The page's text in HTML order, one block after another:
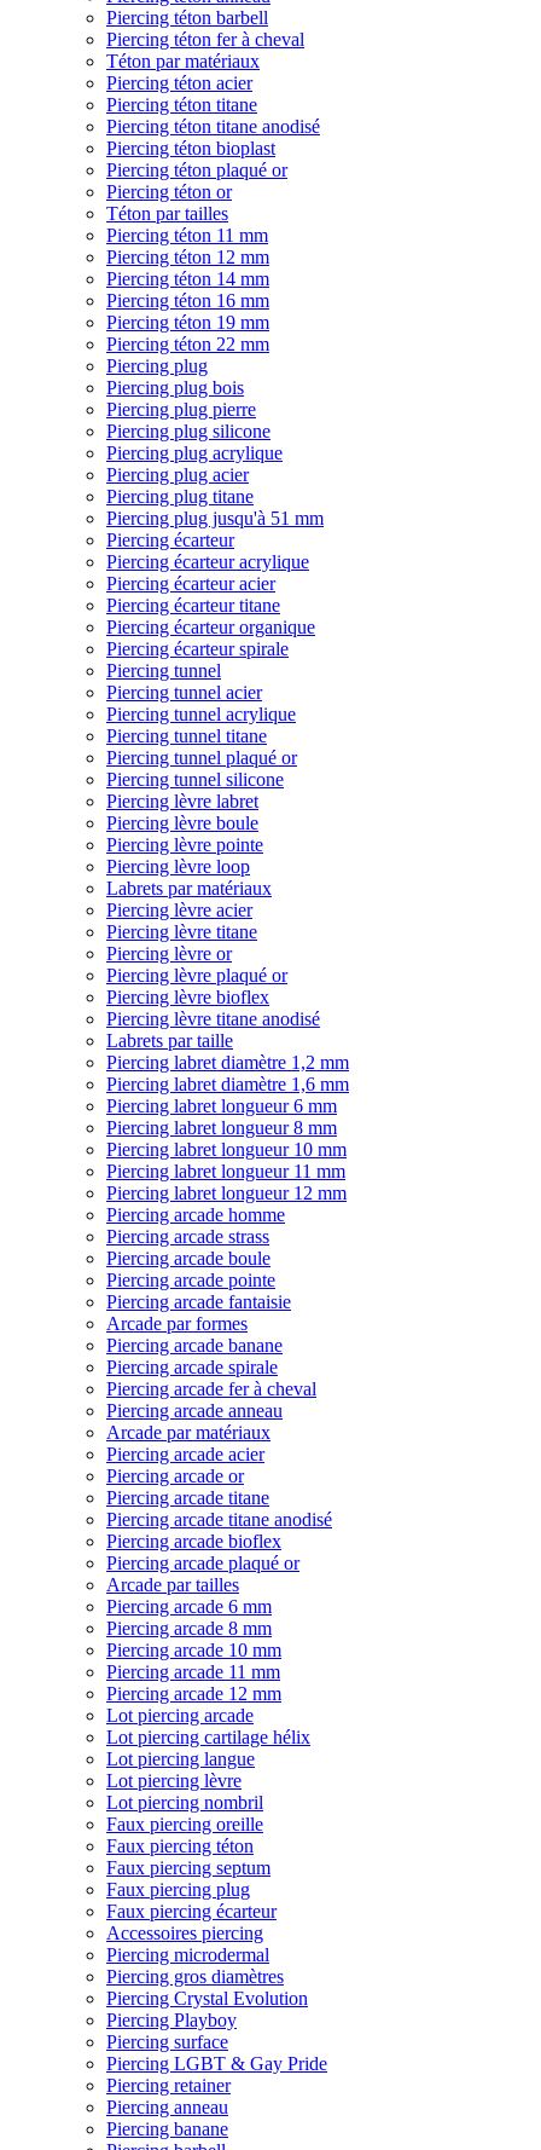
Piercing téton barbell
Piercing téton fer à cheval
Téton par matériaux
Piercing téton acier
Piercing téton titane
Piercing téton titane anodisé
Piercing téton bioplast
Piercing téton plaqué or
Piercing téton or
Téton par tailles
Piercing téton 11 mm
Piercing téton 12 mm
Piercing téton 14 mm
Piercing téton 16 mm
Piercing téton 19 mm
Piercing téton 22 mm
Piercing plug
Piercing plug bois
Piercing plug pierre
Piercing plug silicone
Piercing plug acrylique
Piercing plug acier
Piercing plug titane
Piercing plug jusqu'à 51 mm
Piercing écarteur
Piercing écarteur acrylique
Piercing écarteur acier
Piercing écarteur titane
Piercing écarteur organique
Piercing écarteur spirale
Piercing tunnel
Piercing tunnel acier
Piercing tunnel acrylique
Piercing tunnel titane
Piercing tunnel plaqué or
Piercing tunnel silicone
Piercing lèvre labret
Piercing lèvre boule
Piercing lèvre pointe
Piercing lèvre loop
Labrets par matériaux
Piercing lèvre acier
Piercing lèvre titane
Piercing lèvre or
Piercing lèvre plaqué or
Piercing lèvre bioflex
Piercing lèvre titane anodisé
Labrets par taille
Piercing labret diamètre 1,2 mm
Piercing labret diamètre 1,6 mm
Piercing labret longueur 6 mm
Piercing labret longueur 8 mm
Piercing labret longueur 10 mm
Piercing labret longueur 11 mm
Piercing labret longueur 12 mm
Piercing arcade homme
Piercing arcade strass
Piercing arcade boule
Piercing arcade pointe
Piercing arcade fantaisie
Arcade par formes
Piercing arcade banane
Piercing arcade spirale
Piercing arcade fer à cheval
Piercing arcade anneau
Arcade par matériaux
Piercing arcade acier
Piercing arcade or
Piercing arcade titane
Piercing arcade titane anodisé
Piercing arcade bioflex
Piercing arcade plaqué or
Arcade par tailles
Piercing arcade 6 mm
Piercing arcade 8 mm
Piercing arcade 10 mm
Piercing arcade 11 mm
Piercing arcade 12 mm
Lot piercing arcade
Lot piercing cartilage hélix
Lot piercing langue
Lot piercing lèvre
Lot piercing nombril
Faux piercing oreille
Faux piercing téton
Faux piercing septum
Faux piercing plug
Faux piercing écarteur
Accessoires piercing
Piercing microdermal
Piercing gros diamètres
Piercing Crystal Evolution
Piercing Playboy
Piercing surface
Piercing LGBT & Gay Pride
Piercing retainer
Piercing anneau
Piercing banane